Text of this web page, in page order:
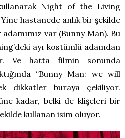
Night of the Living
Yine hastanede anlık bir şekilde
var (Bunny Man). Bu
ayı kostümlü adamdan
Ve hatta filmin sonunda
“Bunny Man: we will
dikkatler buraya çekiliyor.
kadar, belki de klişeleri bir
kullanan isim oluyor.